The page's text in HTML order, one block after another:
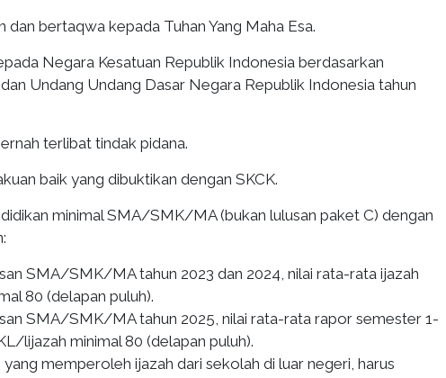
dan bertaqwa kepada Tuhan Yang Maha Esa.
Negara Kesatuan Republik Indonesia berdasarkan
dan Undang Undang Dasar Negara Republik Indonesia tahun
terlibat tindak pidana.
baik yang dibuktikan dengan SKCK.
minimal SMA/SMK/MA (bukan lulusan paket C) dengan
SMA/SMK/MA tahun 2023 dan 2024, nilai rata-rata ijazah
80 (delapan puluh).
SMA/SMK/MA tahun 2025, nilai rata-rata rapor semester 1-
lijazah minimal 80 (delapan puluh).
yang memperoleh ijazah dari sekolah di luar negeri, harus